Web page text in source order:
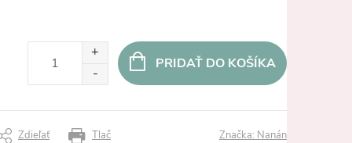
PRIDAŤ DO KOŠÍKA
Tlač
Zdieľať Značka: Nanán